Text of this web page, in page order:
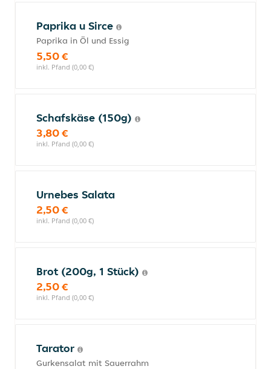
Paprika u Sirce
Paprika in Öl und Essig
5,50 €
inkl. Pfand (0,00 €)
Schafskäse (150g)
3,80 €
inkl. Pfand (0,00 €)
Urnebes Salata
2,50 €
inkl. Pfand (0,00 €)
Brot (200g, 1 Stück)
2,50 €
inkl. Pfand (0,00 €)
Tarator
Gurkensalat mit Sauerrahm